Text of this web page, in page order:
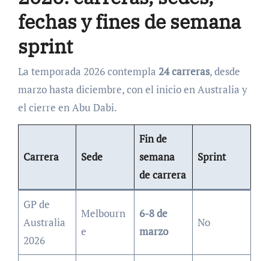
fechas y fines de semana
sprint
La temporada 2026 contempla 24 carreras, desde
marzo hasta diciembre, con el inicio en Australia y
el cierre en Abu Dabi.
Carrera Sede
Fin de
semana
de carrera
Sprint
GP de
Australia
2026
Melbourn
e
6-8 de
marzo
No